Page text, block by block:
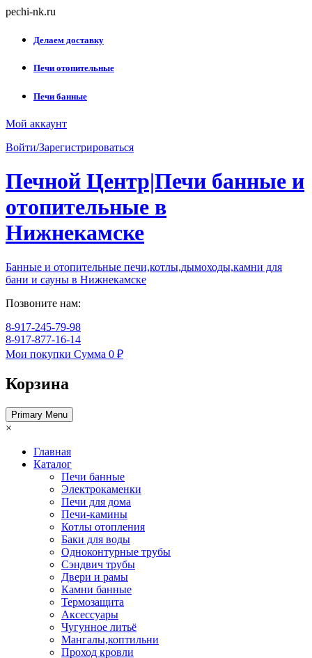
Skip
content
pechi-nk.ru
Делаем доставку
Печи отопительные
Печи банные
Мой аккаунт
Войти/Зарегистрироваться
Печной Центр|Печи банные и
отопительные в
Нижнекамске
Банные и отопительные печи,котлы,дымоходы,камни для
бани и сауны в Нижнекамске
Позвоните нам:
8-917-245-79-98
8-917-877-16-14
Мои покупки Сумма 0 ₽
Корзина
Primary Menu
×
Главная
Каталог
Печи банные
Электрокаменки
Печи для дома
Печи-камины
Котлы отопления
Баки для воды
Одноконтурные трубы
Сэндвич трубы
Двери и рамы
Камни банные
Термозащита
Аксессуары
Чугунное литьё
Мангалы,коптильни
Проход кровли